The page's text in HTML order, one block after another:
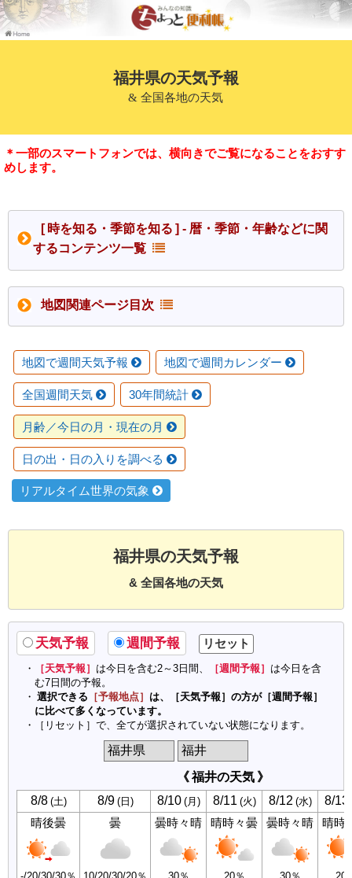
福井県の天気予報
& 全国各地の天気
＊一部のスマートフォンでは、横向きでご覧になることをおすす
めします。
[ 時を知る・季節を知る ] - 暦・季節・年齢などに関
するコンテンツ一覧
地図関連ページ目次
地図で週間天気予報 地図で週間カレンダー
全国週間天気 30年間統計
月齢／今日の月・現在の月
日の出・日の入りを調べる
リアルタイム世界の気象
福井県の天気予報
& 全国各地の天気